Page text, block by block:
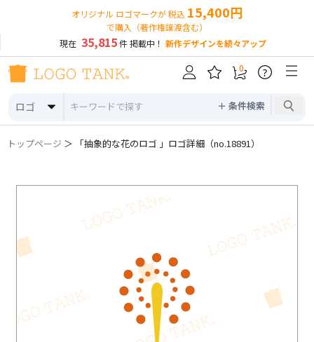
オリジナル ロゴマークが 税込 15,400円
で購入（著作権譲渡含む）
現在 35,815件 掲載中！ 新作デザインを続々アップ
ロゴ ＋ 条件検索
0 ?
トップページ ＞ 「抽象的な花のロゴ 」ロゴ詳細（no.18891）